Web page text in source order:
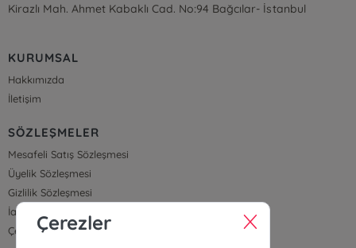
Kirazlı Mah. Ahmet Kabaklı Cad. No:94 Bağcılar- İstanbul
KURUMSAL
Hakkımızda
İletişim
SÖZLEŞMELER
Mesafeli Satış Sözleşmesi
Üyelik Sözleşmesi
Gizlilik Sözleşmesi
İade ve Teslimat
Çerez Politikası
Çerezler